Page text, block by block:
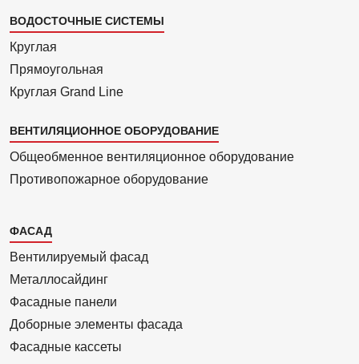
ВОДОСТОЧНЫЕ СИСТЕМЫ
Круглая
Прямоуголь­ная
Круглая Grand Line
ВЕНТИЛЯЦИОННОЕ ОБОРУДОВАНИЕ
Общеобменное вентиляционное оборудование
Противопожарное оборудование
Каталог
2
ФАСАД
Вентилиру­емый фасад
Металло­сайдинг
Фасадные панели
Доборные элементы фасада
Фасадные кассеты